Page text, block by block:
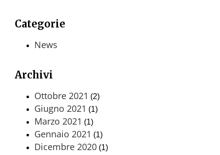
Categorie
News
Archivi
Ottobre 2021 (2)
Giugno 2021 (1)
Marzo 2021 (1)
Gennaio 2021 (1)
Dicembre 2020 (1)